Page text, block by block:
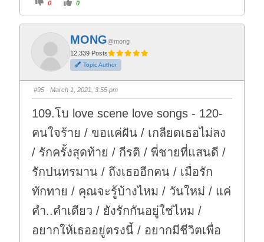
i
k
f
t
h
m
d
o
n
.
0
i
k
o
r
t
h
u
m
u
p
0
MONG@mong
12,339 Posts
Topic Author
#95 · March 1, 2021, 3:55 pm
109.โบ love scene love songs - 120-
คนใจร้าย / ขอแค่ฝัน / เกลียดเธอไม่ลง
/ รักครั้งสุดท้าย / กีรติ / พี่ชายที่แสนดี /
รักปนทรมาน / ถึงเธออีกคน / เมื่อรัก
ทักทาย / คุณจะรู้บ้างไหม / วันใหม่ / แค่
คำ..คำเดียว / ยังรักกันอยู่ใช่ไหม /
อยากให้เธออยู่ตรงนี้ / อยากมีชีวิตเพื่อ